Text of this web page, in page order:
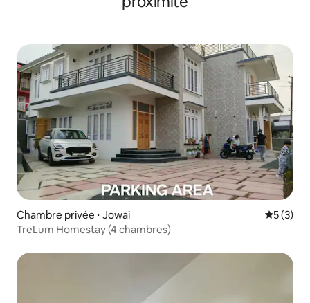
Chambre privée ⋅ Jowai
5 (3)
TreLum Homestay (4 chambres)